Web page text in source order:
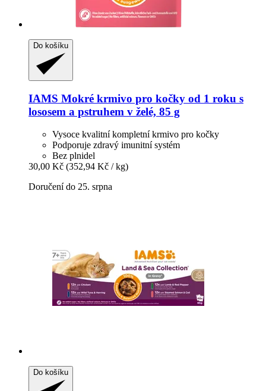
Do košíku
IAMS Mokré krmivo pro kočky od 1 roku s
lososem a pstruhem v želé, 85 g
Vysoce kvalitní kompletní krmivo pro kočky
Podporuje zdravý imunitní systém
Bez plnidel
30,00 Kč (352,94 Kč / kg)
Doručení do 25. srpna
Do košíku